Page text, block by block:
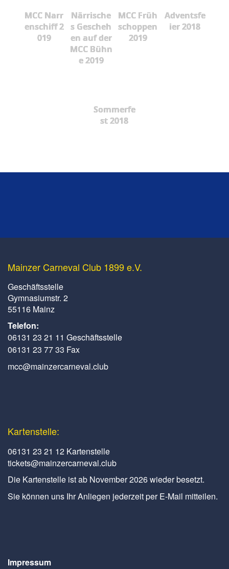
MCC Narr
enschiff 2
019
Närrische
s Gescheh
en auf der
MCC Bühn
e 2019
MCC Früh
schoppen
2019
Adventsfe
ier 2018
Sommerfe
st 2018
Mainzer Carneval Club 1899 e.V.
Geschäftsstelle
Gymnasiumstr. 2
55116 Mainz
Telefon:
06131 23 21 11 Geschäftsstelle
06131 23 77 33 Fax
mcc@mainzercarneval.club
Kartenstelle:
06131 23 21 12 Kartenstelle
tickets@mainzercarneval.club
Die Kartenstelle ist ab November 2026 wieder besetzt.
Sie können uns Ihr Anliegen jederzeit per E-Mail mitteilen.
Impressum